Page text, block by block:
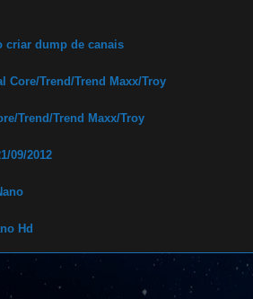
criar dump de canais
Core/Trend/Trend Maxx/Troy
Trend/Trend Maxx/Troy
09/2012
Hd